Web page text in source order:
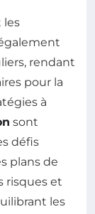
les
rendant
pour la
à
sont
défis
plans de
risques et
les